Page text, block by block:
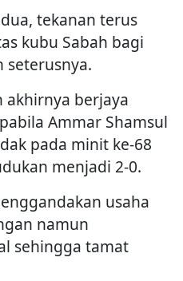
tekanan terus
kubu Sabah bagi
seterusnya.
akhirnya berjaya
Ammar Shamsul
pada minit ke-68
menjadi 2-0.
usaha
namun
sehingga tamat